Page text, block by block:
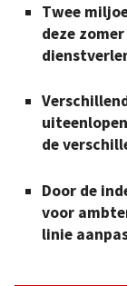
Twee
deze
de
Door de
voor
linie